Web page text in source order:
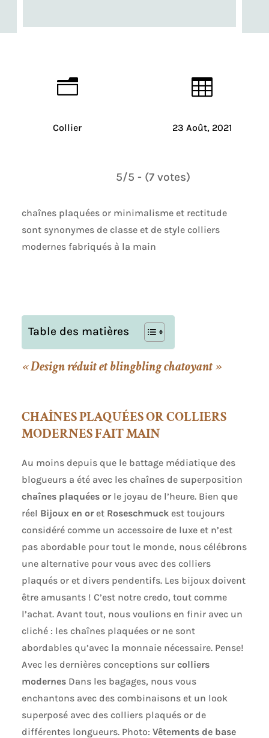
n
Collier

23 Août, 2021
5/5 - (7 votes)
chaînes plaquées or minimalisme et rectitude
sont synonymes de classe et de style colliers
modernes fabriqués à la main
Table des matières
« Design réduit et blingbling chatoyant »
CHAÎNES PLAQUÉES OR COLLIERS
MODERNES FAIT MAIN
Au moins depuis que le battage médiatique des
blogueurs a été avec les chaînes de superposition
chaînes plaquées orle joyau de l’heure. Bien que
réel Bijoux en oret Roseschmuckest toujours
considéré comme un accessoire de luxe et n’est
pas abordable pour tout le monde, nous célébrons
une alternative pour vous avec des colliers
plaqués or et divers pendentifs. Les bijoux doivent
être amusants ! C’est notre credo, tout comme
l’achat. Avant tout, nous voulions en finir avec un
cliché : les chaînes plaquées or ne sont
abordables qu’avec la monnaie nécessaire. Pense!
Avec les dernières conceptions sur colliers
modernesDans les bagages, nous vous
enchantons avec des combinaisons et un look
superposé avec des colliers plaqués or de
différentes longueurs. Photo: Vêtements de base